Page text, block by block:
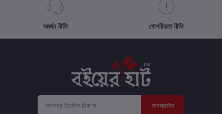
সমর্থন নীতি গোপনীয়তা নীতি
সাবস্ক্রাইব